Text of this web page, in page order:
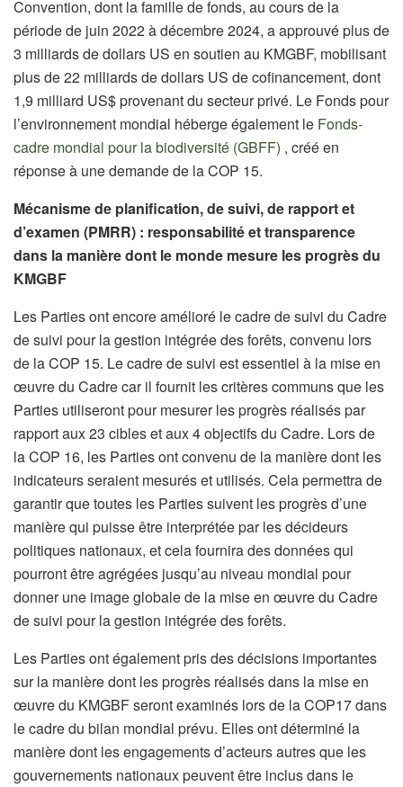
Convention, dont la famille de fonds, au cours de la
période de juin 2022 à décembre 2024, a approuvé plus de
3 milliards de dollars US en soutien au KMGBF, mobilisant
plus de 22 milliards de dollars US de cofinancement, dont
1,9 milliard US$ provenant du secteur privé. Le Fonds pour
l’environnement mondial héberge également le Fonds-
cadre mondial pour la biodiversité (GBFF) , créé en
réponse à une demande de la COP 15.
Mécanisme de planification, de suivi, de rapport et
d’examen (PMRR) : responsabilité et transparence
dans la manière dont le monde mesure les progrès du
KMGBF
Les Parties ont encore amélioré le cadre de suivi du Cadre
de suivi pour la gestion intégrée des forêts, convenu lors
de la COP 15. Le cadre de suivi est essentiel à la mise en
œuvre du Cadre car il fournit les critères communs que les
Parties utiliseront pour mesurer les progrès réalisés par
rapport aux 23 cibles et aux 4 objectifs du Cadre. Lors de
la COP 16, les Parties ont convenu de la manière dont les
indicateurs seraient mesurés et utilisés. Cela permettra de
garantir que toutes les Parties suivent les progrès d’une
manière qui puisse être interprétée par les décideurs
politiques nationaux, et cela fournira des données qui
pourront être agrégées jusqu’au niveau mondial pour
donner une image globale de la mise en œuvre du Cadre
de suivi pour la gestion intégrée des forêts.
Les Parties ont également pris des décisions importantes
sur la manière dont les progrès réalisés dans la mise en
œuvre du KMGBF seront examinés lors de la COP17 dans
le cadre du bilan mondial prévu. Elles ont déterminé la
manière dont les engagements d’acteurs autres que les
gouvernements nationaux peuvent être inclus dans le